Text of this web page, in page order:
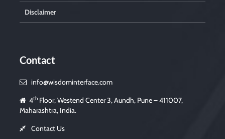
Disclaimer
Contact
info@wisdominterface.com
4th Floor, Westend Center 3, Aundh, Pune – 411007,
Maharashtra, India.
Contact Us